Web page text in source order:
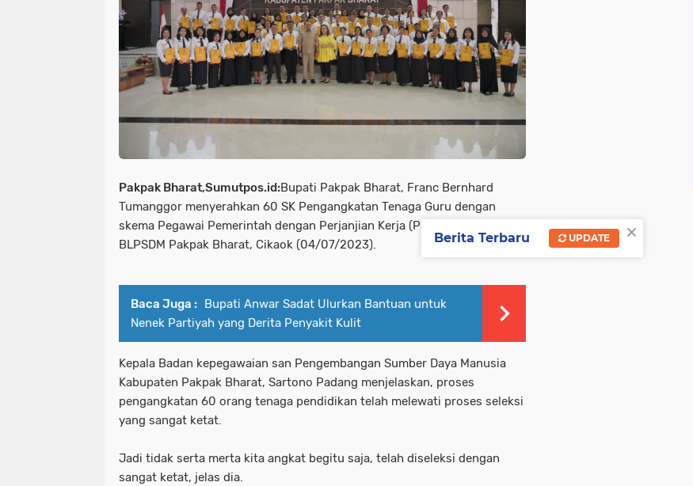
Pakpak Bharat,Sumutpos.id:Bupati Pakpak Bharat, Franc Bernhard
Tumanggor menyerahkan 60 SK Pengangkatan Tenaga Guru dengan
skema Pegawai Pemerintah dengan Perjanjian Kerja (PPPK) di balai Diklat
BLPSDM Pakpak Bharat, Cikaok (04/07/2023).
Baca Juga : Bupati Anwar Sadat Ulurkan Bantuan untuk
Nenek Partiyah yang Derita Penyakit Kulit
Kepala Badan kepegawaian san Pengembangan Sumber Daya Manusia
Kabupaten Pakpak Bharat, Sartono Padang menjelaskan, proses
pengangkatan 60 orang tenaga pendidikan telah melewati proses seleksi
yang sangat ketat.
Jadi tidak serta merta kita angkat begitu saja, telah diseleksi dengan
sangat ketat, jelas dia.
×
Berita Terbaru UPDATE